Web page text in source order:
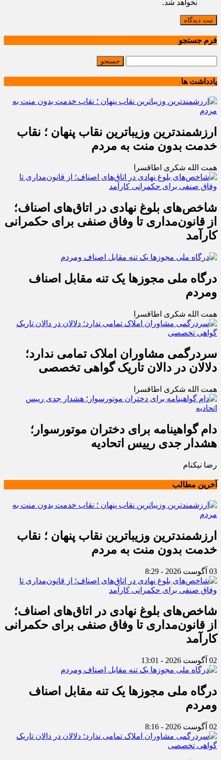
نخواهد شد.
ثبت دیدگاه
فرم جستجو
یادداشت ها
ارزشمندترین وزیباترین نقاب پنهان ؛ نقاب
خدمت بدون منت به مردم
همت الله شکری اطاقسرا
شاخص‌های بلوغ نهادی در اتاق‌های اصناف؛
از قانون‌مداری تا وفاق صنفی برای حکمرانی
کارآمد
درگاه ملی مجوزها یک تنه مقابل اصناف
ومردم
همت الله شکری اطاقسرا
سردرگمی مشاوران املاک تمامی ندارد؛
دلالان در دالان تاریک گواهی تخصصی
همت الله شکری اطاقسرا
دام گواهینامه برای دختران موتورسوار؛
هشدار جدی رییس اتحادیه
رضا نیکنام
آخرین مطالب
ارزشمندترین وزیباترین نقاب پنهان ؛ نقاب
خدمت بدون منت به مردم
03 آگوست 2026 - 8:29
شاخص‌های بلوغ نهادی در اتاق‌های اصناف؛
از قانون‌مداری تا وفاق صنفی برای حکمرانی
کارآمد
02 آگوست 2026 - 13:01
درگاه ملی مجوزها یک تنه مقابل اصناف
ومردم
02 آگوست 2026 - 8:16